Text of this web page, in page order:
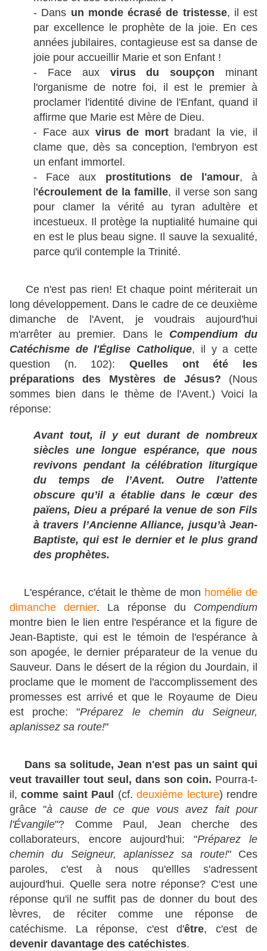
- Dans un monde écrasé de tristesse, il est
par excellence le prophète de la joie. En ces
années jubilaires, contagieuse est sa danse de
joie pour accueillir Marie et son Enfant !
- Face aux virus du soupçon minant
l'organisme de notre foi, il est le premier à
proclamer l'identité divine de l'Enfant, quand il
affirme que Marie est Mère de Dieu.
- Face aux virus de mortbradant la vie, il
clame que, dès sa conception, l'embryon est
un enfant immortel.
- Face aux prostitutions de l'amour, à
'écroulement de la famille, il verse son sang
pour clamer la vérité au tyran adultère et
incestueux. Il protège la nuptialité humaine qui
en est le plus beau signe. Il sauve la sexualité,
parce qu'il contemple la Trinité.
Ce n'est pas rien! Et chaque point mériterait un
long développement. Dans le cadre de ce deuxième
dimanche de l'Avent, je voudrais aujourd'hui
m'arrêter au premier. Dans le Compendium du
Catéchisme de l'Église Catholique, il y a cette
question (n. 102): Quelles ont été les
préparations des Mystères de Jésus? (Nous
sommes bien dans le thème de l'Avent.) Voici la
réponse:
Avant tout, il y eut durant de nombreux
siècles une longue espérance, que nous
revivons pendant la célébration liturgique
du temps de l’Avent. Outre l’attente
obscure qu’il a établie dans le cœur des
païens, Dieu a préparé la venue de son Fils
à travers l’Ancienne Alliance, jusqu’à Jean-
Baptiste, qui est le dernier et le plus grand
des prophètes.
L'espérance, c'était le thème de mon homélie de
dimanche dernier. La réponse du Compendium
montre bien le lien entre l'espérance et la figure de
Jean-Baptiste, qui est le témoin de l'espérance à
son apogée, le dernier préparateur de la venue du
Sauveur. Dans le désert de la région du Jourdain, il
proclame que le moment de l'accomplissement des
promesses est arrivé et que le Royaume de Dieu
est proche: "Préparez le chemin du Seigneur,
aplanissez sa route!"
Dans sa solitude, Jean n'est pas un saint qui
veut travailler tout seul, dans son coin. Pourra-t-
il,comme saint Paul (cf.deuxième lecture) rendre
grâce "à cause de ce que vous avez fait pour
l'Évangile"? Comme Paul, Jean cherche des
collaborateurs, encore aujourd'hui: "Préparez le
chemin du Seigneur, aplanissez sa route!" Ces
paroles, c'est à nous qu'ellles s'adressent
aujourd'hui. Quelle sera notre réponse? C'est une
réponse qu'il ne suffit pas de donner du bout des
lèvres, de réciter comme une réponse de
catéchisme. La réponse, c'est d'être, c'est de
devenir davantage des catéchistes.